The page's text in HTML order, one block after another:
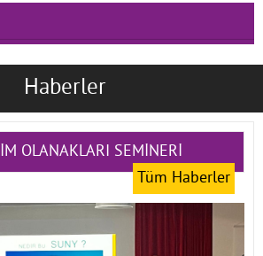
Haberler
OLANAKLARI SEMİNERİ
Tüm Haberler